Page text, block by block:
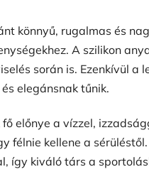
könnyű, rugalmas és
A szilikon
során is. Ezenkívül
elegánsnak tűnik.
előnye a vízzel,
félnie kellene a
így kiváló társ a